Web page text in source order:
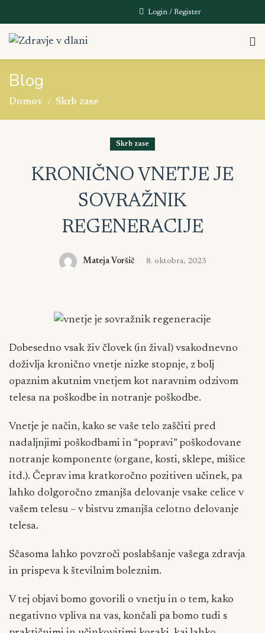
Login / Register
Blog
Domov Skrb zase
Skrb zase
KRONIČNO VNETJE JE
SOVRAŽNIK
REGENERACIJE
Mateja Voršič 8. oktobra, 2023
Dobesedno vsak živ človek (in žival) vsakodnevno
doživlja kronično vnetje nizke stopnje, z bolj
opaznim akutnim vnetjem kot naravnim odzivom
telesa na poškodbe in notranje poškodbe.
Vnetje je način, kako se vaše telo zaščiti pred
nadaljnjimi poškodbami in “popravi” poškodovane
notranje komponente (organe, kosti, sklepe, mišice
itd.). Čeprav ima kratkoročno pozitiven učinek, pa
lahko dolgoročno zmanjša delovanje vsake celice v
vašem telesu – v bistvu zmanjša celotno delovanje
telesa.
Sčasoma lahko povzroči poslabšanje vašega zdravja
in prispeva k številnim boleznim.
V tej objavi bomo govorili o vnetju in o tem, kako
negativno vpliva na vas, končali pa bomo tudi s